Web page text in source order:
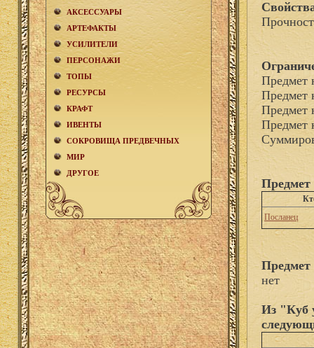
АКCЕСCУАРЫ
АРТЕФАКТЫ
УСИЛИТЕЛИ
ПЕРСОНАЖИ
ТОПЫ
РЕСУРСЫ
КРАФТ
ИВЕНТЫ
СОКРОВИЩА ПРЕДВЕЧНЫХ
МИР
ДРУГОЕ
Предмет
Предмет
Предмет
Предмет
Предмет
Посланец
Предмет
нет
Из "Куб